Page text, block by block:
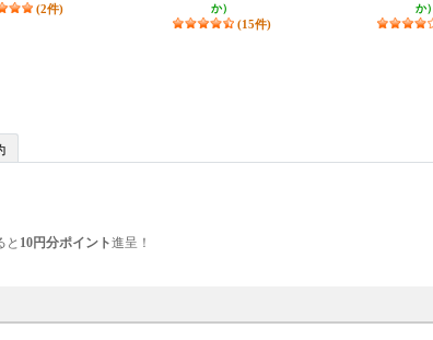
(2件)
か）
(15件)
か）
と 10円分ポイント進呈！